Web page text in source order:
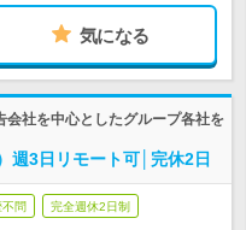
気になる
社を中心としたグループ各社を
週3日リモート可│完休2日
問 完全週休2日制